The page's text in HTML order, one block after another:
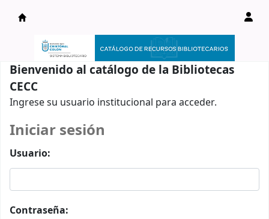
Catálogo en línea
Bienvenido al catálogo de la Bibliotecas
CECC
Ingrese su usuario institucional para acceder.
Iniciar sesión
Usuario:
Contraseña: